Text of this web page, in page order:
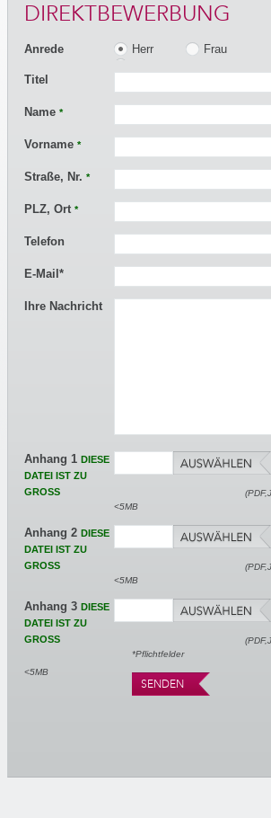
DIREKTBEWERBUNG
Anrede Herr
Frau
Titel
Name *
Vorname *
Straße, Nr. *
PLZ, Ort *
Telefon
E-Mail*
Ihre Nachricht
Anhang 1 DIESE
DATEI IST ZU
GROSS
<5MB
Anhang 2 DIESE
DATEI IST ZU
GROSS
<5MB
Anhang 3 DIESE
DATEI IST ZU
GROSS
<5MB
*Pflichtfelder